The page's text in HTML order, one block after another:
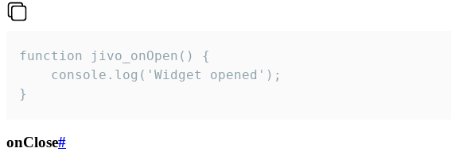
function jivo_onOpen() {
    console.log('Widget opened');
}
onClose#